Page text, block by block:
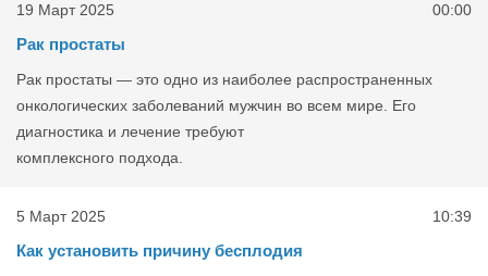
19 Март 2025 00:00
Рак простаты
Рак простаты — это одно из наиболее распространенных
онкологических заболеваний мужчин во всем мире. Его
диагностика и лечение требуют
комплексного подхода.
5 Март 2025 10:39
Как установить причину бесплодия